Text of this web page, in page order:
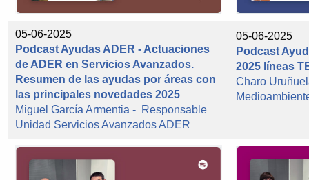
05-06-2025
Podcast Ayudas ADER - Actuaciones
de ADER en Servicios Avanzados.
Resumen de las ayudas por áreas con
las principales novedades 2025
Miguel García Armentia - Responsable
Unidad Servicios Avanzados ADER
05-06-2025
Podcast
2025 líneas
Charo